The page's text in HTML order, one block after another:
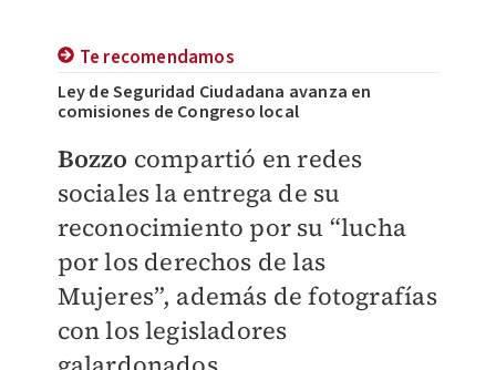
Te recomendamos
Ley de Seguridad Ciudadana avanza en
comisiones de Congreso local
Bozzo compartió en redes
sociales la entrega de su
reconocimiento por su “lucha
por los derechos de las
Mujeres”, además de fotografías
con los legisladores